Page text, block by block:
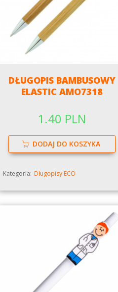
DŁUGOPIS BAMBUSOWY
ELASTIC AMO7318
1.40 PLN
DODAJ DO KOSZYKA
Kategoria: Długopisy ECO